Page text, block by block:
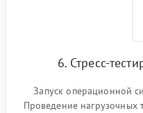
6. Стресс-
Запуск операционной
Проведение нагрузочных